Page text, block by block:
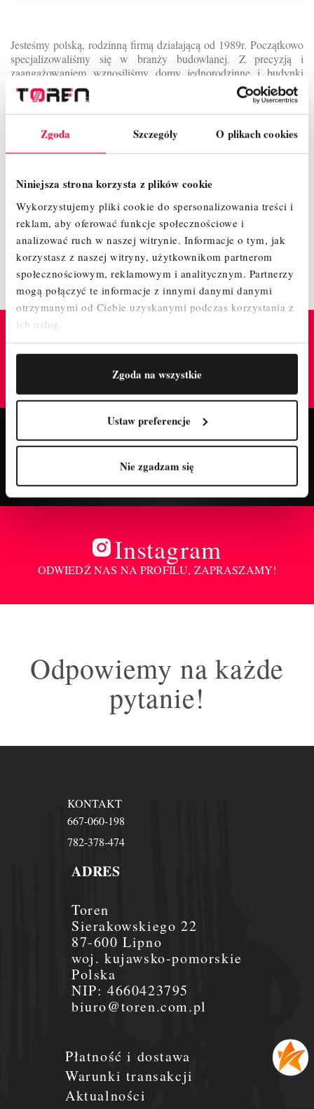
Zgoda Szczegóły O plikach cookies
Niniejsza strona korzysta z plików cookie
Wykorzystujemy pliki cookie do spersonalizowania treści i
reklam, aby oferować funkcje społecznościowe i
analizować ruch w naszej witrynie. Informacje o tym, jak
korzystasz z naszej witryny, użytkownikom partnerom
społecznościowym, reklamowym i analitycznym. Partnerzy
mogą połączyć te informacje z innymi danymi danymi
otrzymanymi od Ciebie uzyskanymi podczas korzystania z
ich usług.
Zgoda na wszystkie
Ustaw preferencje
Nie zgadzam się
Jesteśmy polską, rodzinną firmą działającą od 1989r. Początkowo
specjalizowaliśmy się w branży budowlanej. Z precyzją i
zaangażowaniem wznosiliśmy domy jednorodzinne i budynki
gospodarcze.
Rok 1998 okazał się rokiem kluczowym, gdyż właśnie wtedy
dodatkowo postanowiliśmy na produkcję drabin drewnianych.
Okazało się to czymś z czym zostaliśmy na dłużej. W 2023r.
minie już 25 lat jak pod okiem całego naszego zespołu, każdego
dnia powstają drabiny bezpieczne, solidne, wytrzymałe i co
(PN-EN 131-1, PN-EN 131-2 ). Po wielu latach możemy
przewodnim.
Nasze produkty to nie tylko pomoc przy pracach budowlanych
czy ogrodowych. Drabiny jak i panele ażurowe o przeróżnych
wzorach i rozmiarach są podstawą w szerokim wachlarzu
zastosowań dekoracji wnętrz. Realizujemy projekty ozdób
wycinanych z płyt typu sklejka na ploterze laserowym
Zachęcamy do zapoznania się z naszą całą ofertą.
TrustMate
GWARANTUJE BEZPIECZNE ZAKUPY W TYM
SKLEPIE
Fanpage
POLUB NASZ PROFIL I BĄDŹ NA BIEŻĄCO!
Instagram
ODWIEDŹ NAS NA PROFILU, ZAPRASZAMY!
Odpowiemy na każde
pytanie!
Płatność i dostawa
Warunki transakcji
Aktualności
ADRES
Toren
Sierakowskiego 22
87-600 Lipno
woj. kujawsko-pomorskie
Polska
NIP:4660423795
biuro@toren.com.pl
KONTAKT
667-060-198
782-378-474